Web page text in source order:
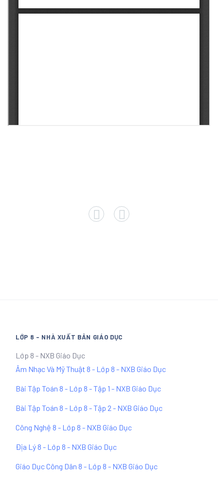
LỚP 8 - NHÀ XUẤT BẢN GIÁO DỤC
Lớp 8 - NXB Giáo Dục
Âm Nhạc Và Mỹ Thuật 8 - Lớp 8 - NXB Giáo Dục
Bài Tập Toán 8 - Lớp 8 - Tập 1 - NXB Giáo Dục
Bài Tập Toán 8 - Lớp 8 - Tập 2 - NXB Giáo Dục
Công Nghệ 8 - Lớp 8 - NXB Giáo Dục
Địa Lý 8 - Lớp 8 - NXB Giáo Dục
Giáo Dục Công Dân 8 - Lớp 8 - NXB Giáo Dục